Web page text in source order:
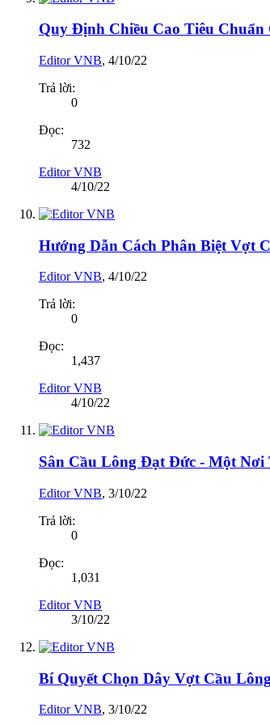
Quy Định Chiều Cao Tiêu
Editor VNB, 4/10/22
Trả lời:
0
Đọc:
732
Editor VNB
4/10/22
Hướng Dẫn Cách Phân Biệt Vợt
Editor VNB, 4/10/22
Trả lời:
0
Đọc:
1,437
Editor VNB
4/10/22
Sân Cầu Lông Đạt Đức - Một
Editor VNB, 3/10/22
Trả lời:
0
Đọc:
1,031
Editor VNB
3/10/22
Bí Quyết Chọn Dây Vợt Cầu
Editor VNB, 3/10/22